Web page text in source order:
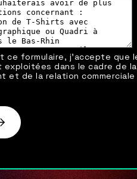
ce formulaire, j'accepte que
exploitées dans le cadre de
et de la relation